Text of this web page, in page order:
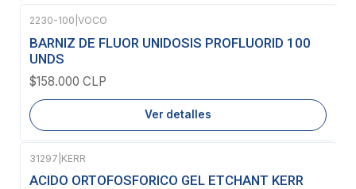
Agotado
2230-100 VOCO
BARNIZ DE FLUOR UNIDOSIS PROFLUORID 100
UNDS
$158.000 CLP
Ver detalles
-13%OFF
31297 KERR
ACIDO ORTOFOSFORICO GEL ETCHANT KERR